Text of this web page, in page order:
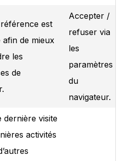
est
afin de mieux
les
de
Accepter /
refuser via
les
paramètres
du
navigateur.
dernière visite
activités